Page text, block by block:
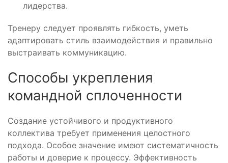
лидерства.
Тренеру следует проявлять гибкость, уметь
адаптировать стиль взаимодействия и правильно
выстраивать коммуникацию.
Способы укрепления
командной сплоченности
Создание устойчивого и продуктивного
коллектива требует применения целостного
подхода. Особое значение имеют систематичность
работы и доверие к процессу. Эффективность